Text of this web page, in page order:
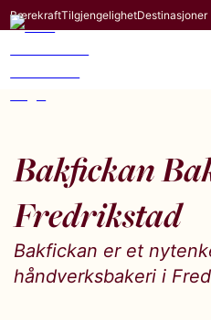
BærekraftTilgjengelighetDestinasjoner
Bakfickan
Fredrikstad
Bakfickan er et
håndverksbakeri i